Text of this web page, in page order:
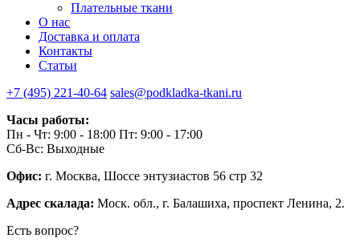
Плательные ткани
О нас
Доставка и оплата
Контакты
Статьи
+7 (495) 221-40-64 sales@podkladka-tkani.ru
Часы работы:
Пн - Чт: 9:00 - 18:00 Пт: 9:00 - 17:00
Сб-Вс: Выходные
Офис: г. Москва, Шоссе энтузиастов 56 стр 32
Адрес скалада: Моск. обл., г. Балашиха, проспект Ленина, 2.
Есть вопрос?